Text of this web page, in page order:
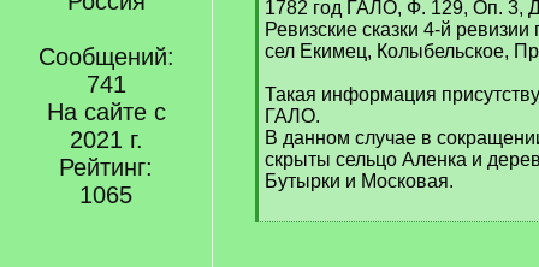
Сообщений:
741
На сайте с
2021 г.
Рейтинг:
1065
[
q
]
1782 год ГАЛО, Ф. 129, Оп. 3,
Ревизские сказки 4-й
сел Екимец, Колыбельское,
Такая информация
ГАЛО.
В данном случае в
скрыты сельцо Аленка и
Бутырки и Московая.
[